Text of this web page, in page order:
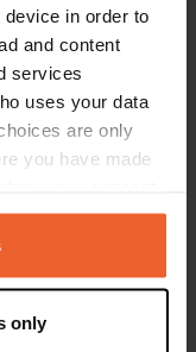
in order to
and content
services
uses your data
are only
you have made
or by clicking on
location
only
propres mais
place, carte
1 an